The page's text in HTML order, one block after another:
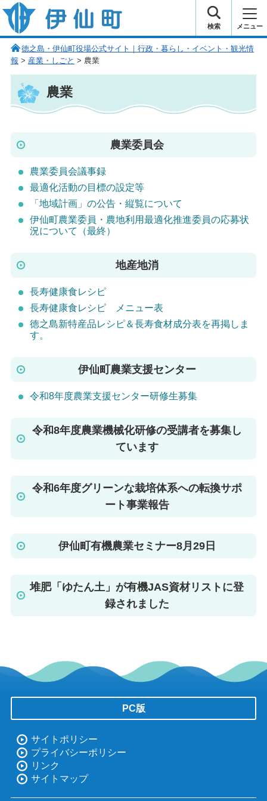
伊仙町 健康・長寿と子宝の町
検索 メニュー
徳之島・伊仙町役場公式サイト｜行政・暮らし・イベント・観光情
報 > 産業・しごと > 農業
農業
農業委員会
農業委員会議事録
最適化活動の目標の設定等
「地域計画」の公告・縦覧について
伊仙町農業委員・農地利用最適化推進委員の応募状
況について（最終）
地産地消
長寿健康食レシピ
長寿健康食レシピ メニュー表
徳之島新特産品レシピ＆長寿食材成分表を再掲しま
す。
伊仙町農業支援センター
令和8年度農業支援センター研修生募集
令和8年度農業機械化研修の受講者を募集し
ています
令和6年度グリーンな栽培体系への転換サポ
ート事業報告
伊仙町有機農業セミナー8月29日
堆肥「ゆたん土」が有機JAS資材リストに登
録されました
PC版
サイトポリシー
プライバシーポリシー
リンク
サイトマップ